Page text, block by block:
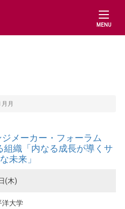
MENU
月
ジメーカー・フォーラム
組織「内なる成長が導くサ
未来」
(木)
洋大学